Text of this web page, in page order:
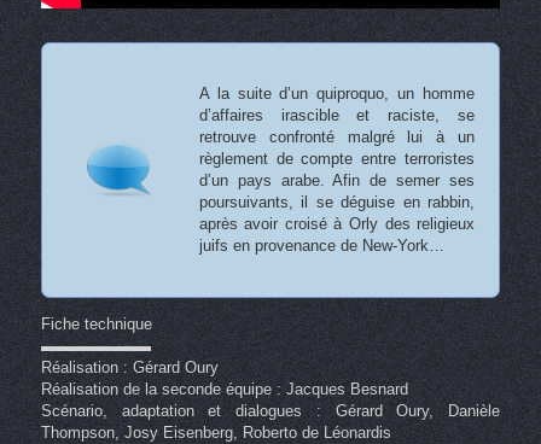
A la suite d’un quiproquo, un homme
d’affaires irascible et raciste, se
retrouve confronté malgré lui à un
règlement de compte entre terroristes
d’un pays arabe. Afin de semer ses
poursuivants, il se déguise en rabbin,
après avoir croisé à Orly des religieux
juifs en provenance de New-York…
Fiche technique
▬▬▬▬▬▬▬
Réalisation : Gérard Oury
Réalisation de la seconde équipe : Jacques Besnard
Scénario, adaptation et dialogues : Gérard Oury, Danièle
Thompson, Josy Eisenberg, Roberto de Léonardis